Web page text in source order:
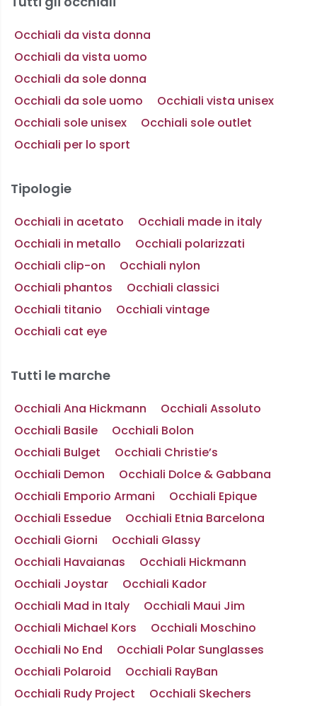
Occhiali da vista donna
Occhiali da vista uomo
Occhiali da sole donna
Occhiali da sole uomo
Occhiali vista unisex
Occhiali sole unisex
Occhiali sole outlet
Occhiali per lo sport
Tipologie
Occhiali in acetato
Occhiali made in italy
Occhiali in metallo
Occhiali polarizzati
Occhiali clip-on
Occhiali nylon
Occhiali phantos
Occhiali classici
Occhiali titanio
Occhiali vintage
Occhiali cat eye
Tutti le marche
Occhiali Ana Hickmann
Occhiali Assoluto
Occhiali Basile
Occhiali Bolon
Occhiali Bulget
Occhiali Christie’s
Occhiali Demon
Occhiali Dolce & Gabbana
Occhiali Emporio Armani
Occhiali Epique
Occhiali Essedue
Occhiali Etnia Barcelona
Occhiali Giorni
Occhiali Glassy
Occhiali Havaianas
Occhiali Hickmann
Occhiali Joystar
Occhiali Kador
Occhiali Mad in Italy
Occhiali Maui Jim
Occhiali Michael Kors
Occhiali Moschino
Occhiali No End
Occhiali Polar Sunglasses
Occhiali Polaroid
Occhiali RayBan
Occhiali Rudy Project
Occhiali Skechers